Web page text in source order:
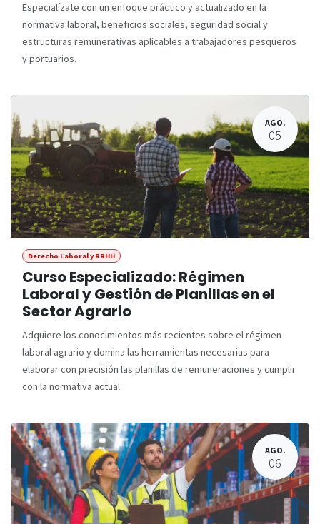
Especialízate con un enfoque práctico y actualizado en la
normativa laboral, beneficios sociales, seguridad social y
estructuras remunerativas aplicables a trabajadores pesqueros
y portuarios.
AGO.
05
Derecho Laboral y RRHH
Curso Especializado: Régimen
Laboral y Gestión de Planillas en el
Sector Agrario
Adquiere los conocimientos más recientes sobre el régimen
laboral agrario y domina las herramientas necesarias para
elaborar con precisión las planillas de remuneraciones y cumplir
con la normativa actual.
AGO.
06